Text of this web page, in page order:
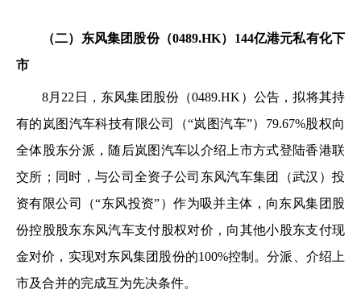
（二）东风集团股份（0489.HK）144亿港元私有化下
市
8月22日，东风集团股份（0489.HK）公告，拟将其持
有的岚图汽车科技有限公司（“岚图汽车”）79.67%股权向
全体股东分派，随后岚图汽车以介绍上市方式登陆香港联
交所；同时，与公司全资子公司东风汽车集团（武汉）投
资有限公司（“东风投资”）作为吸并主体，向东风集团股
份控股股东东风汽车支付股权对价，向其他小股东支付现
金对价，实现对东风集团股份的100%控制。分派、介绍上
市及合并的完成互为先决条件。